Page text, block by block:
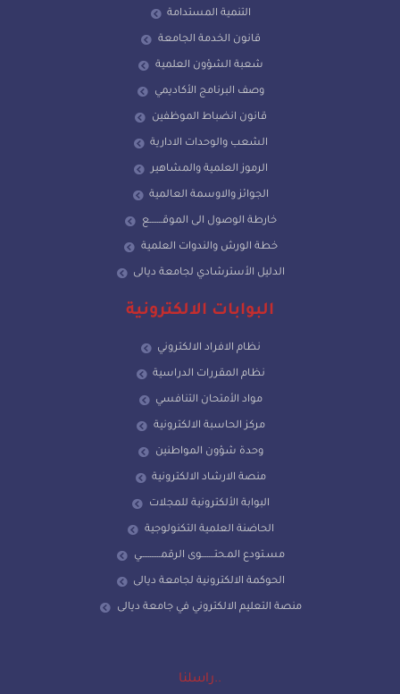
التنمية المستدامة
قانون الخدمة الجامعة
شعبة الشؤون العلمية
وصف البرنامج الأكاديمي
قانون انضباط الموظفين
الشعب والوحدات الادارية
الرموز العلمية والمشاهير
الجوائز والاوسمة العالمية
خارطة الوصول الى الموقـــــــع
خطة الورش والندوات العلمية
الدليل الأسترشادي لجامعة ديالى
البوابات الالكترونية
نظام الافراد الالكتروني
نظام المقررات الدراسية
مواد الأمتحان التنافسي
مركز الحاسبة الالكترونية
وحدة شؤون المواطنين
منصة الارشاد الالكترونية
البوابة الألكترونية للمجلات
الحاضنة العلمية التكنولوجية
مسـتودع المـحتـــــــوى الرقمـــــــــــي
الحوكمة الالكترونية لجامعة ديالى
منصة التعليم الالكتروني في جامعة ديالى
راسلنا..